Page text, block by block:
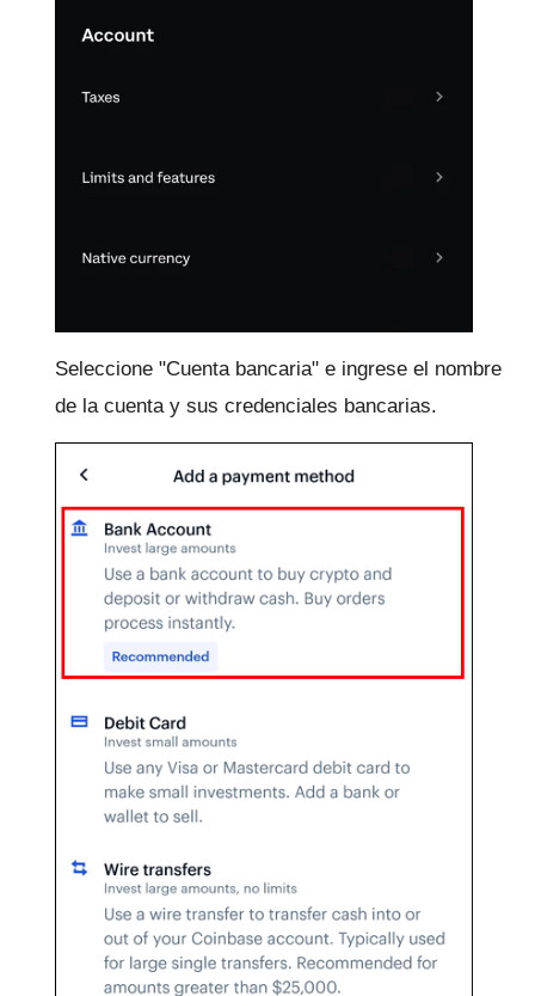
Seleccione "Cuenta bancaria" e ingrese el nombre
de la cuenta y sus credenciales bancarias.